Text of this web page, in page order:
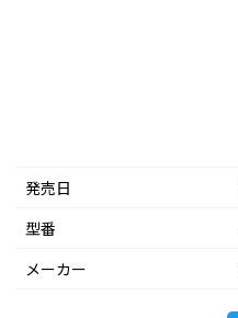
発売日
型番
メーカー